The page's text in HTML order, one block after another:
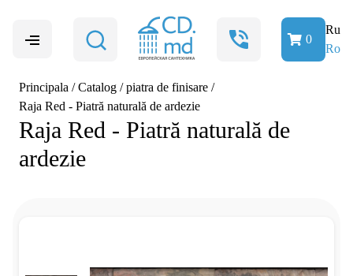
0
Ru
Ro
Principala / Catalog / piatra de finisare /
Raja Red - Piatră naturală de ardezie
Raja Red - Piatră naturală de
ardezie